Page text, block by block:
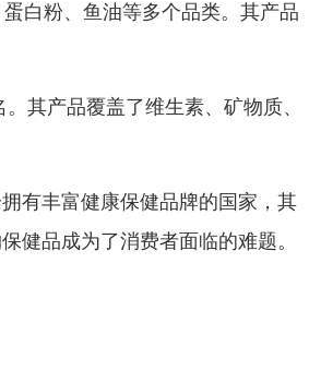
白粉、鱼油等多个品类。其产品
其产品覆盖了维生素、矿物质、
有丰富健康保健品牌的国家，其
健品成为了消费者面临的难题。